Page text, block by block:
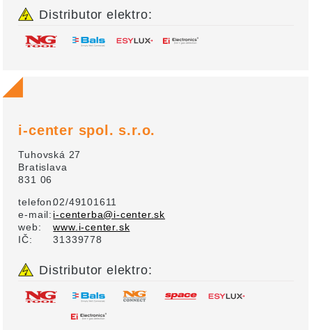
Distributor elektro:
i-center spol. s.r.o.
Tuhovská 27
Bratislava
831 06
telefon:02/49101611
e-mail: i-centerba@i-center.sk
web:
www.i-center.sk
IČ:
31339778
Distributor elektro: